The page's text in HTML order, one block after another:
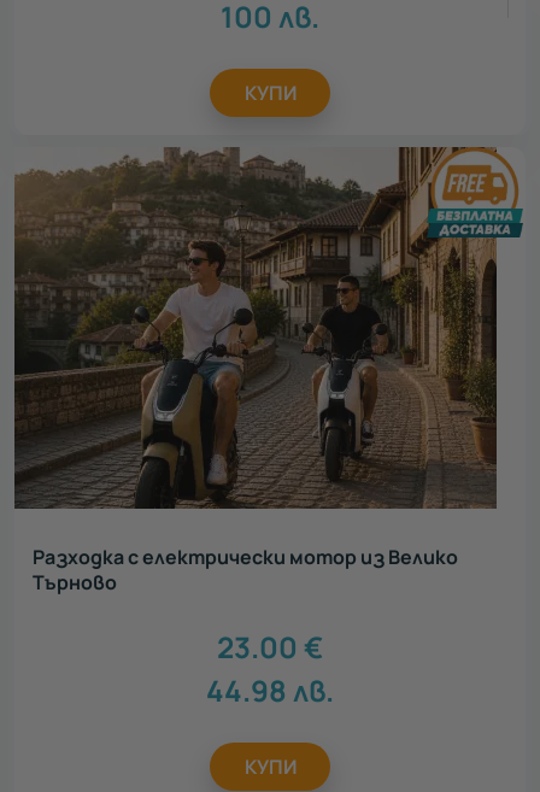
100 лв.
КУПИ
Разходка с електрически мотор из Велико
Търново
23.00 €
44.98 лв.
КУПИ